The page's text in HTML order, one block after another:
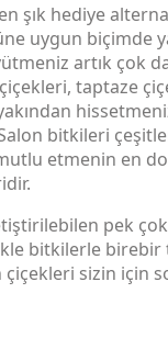
şık hediye
uygun biçimde
artık çok
taptaze
bitkileri
etmenin en
pek
bitkilerle birebir
çiçekleri sizin için